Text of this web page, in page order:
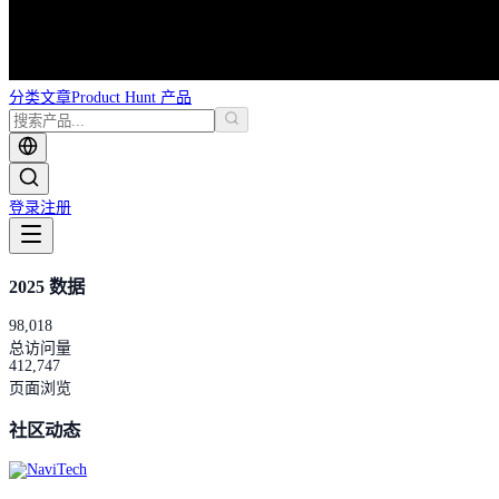
分类文章Product Hunt 产品
登录注册
2025 数据
98,018
总访问量
412,747
页面浏览
社区动态